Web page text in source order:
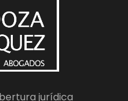
jurídica